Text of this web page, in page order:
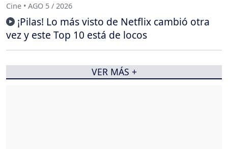
Cine • AGO 5 / 2026
¡Pilas! Lo más visto de Netflix cambió otra
vez y este Top 10 está de locos
VER MÁS +